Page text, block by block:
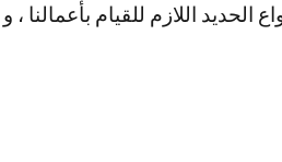
الحديد اللازم للقيام بأعمالنا